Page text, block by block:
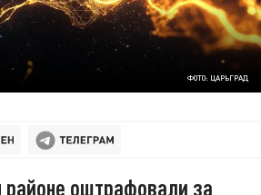
ФОТО: ЦАРЬГРАД
оштрафовали за